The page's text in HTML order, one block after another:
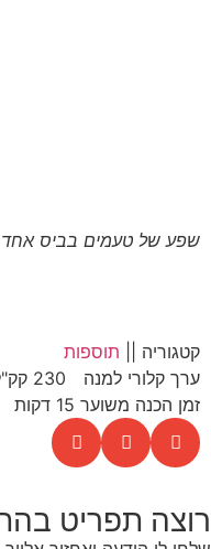
שפע של טעמים בביס אחד
קטגוריה || תוספות
ערך קלורי למנה
230 קק"ל
זמן הכנה משוער 15 דקות
רוצה תפריט